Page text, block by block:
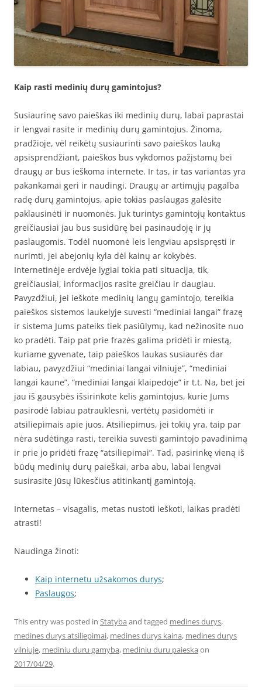
Kaip rasti medinių durų gamintojus?
Susiaurinę savo paieškas iki medinių durų, labai paprastai
ir lengvai rasite ir medinių durų gamintojus. Žinoma,
pradžioje, vėl reikėtų susiaurinti savo paieškos lauką
apsisprendžiant, paieškos bus vykdomos pažįstamų bei
draugų ar bus ieškoma internete. Ir tas, ir tas variantas yra
pakankamai geri ir naudingi. Draugų ar artimųjų pagalba
radę durų gamintojus, apie tokias paslaugas galėsite
paklausinėti ir nuomonės. Juk turintys gamintojų kontaktus
greičiausiai jau bus susidūrę bei pasinaudoję ir jų
paslaugomis. Todėl nuomonė leis lengviau apsispręsti ir
nurimti, jei abejonių kyla dėl kainų ar kokybės.
Internetinėje erdvėje lygiai tokia pati situacija, tik,
greičiausiai, informacijos rasite greičiau ir daugiau.
Pavyzdžiui, jei ieškote medinių langų gamintojo, tereikia
paieškos sistemos laukelyje suvesti “mediniai langai” frazę
ir sistema Jums pateiks tiek pasiūlymų, kad nežinosite nuo
ko pradėti. Taip pat prie frazės galima pridėti ir miestą,
kuriame gyvenate, taip paieškos laukas susiaurės dar
labiau, pavyzdžiui “mediniai langai vilniuje”, “mediniai
langai kaune”, “mediniai langai klaipedoje” ir t.t. Na, bet jei
jau iš gausybės išsirinkote kelis gamintojus, kurie Jums
pasirodė labiau patrauklesni, vertėtų pasidomėti ir
atsiliepimais apie juos. Atsiliepimus, jei tokių yra, taip par
nėra sudėtinga rasti, tereikia suvesti gamintojo pavadinimą
ir prie jo pridėti frazę “atsiliepimai”. Tad, pasirinkę vieną iš
būdų medinių durų paieškai, arba abu, labai lengvai
susirasite Jūsų lūkesčius atitinkantį gamintoją.
Internetas – visagalis, metas nustoti ieškoti, laikas pradėti
atrasti!
Naudinga žinoti:
Kaip internetu užsakomos durys;
Paslaugos;
This entry was posted in Statyba and tagged medines durys,
medines durys atsiliepimai, medines durys kaina, medines durys
vilniuje, mediniu duru gamyba, mediniu duru paieska on
2017/04/29.